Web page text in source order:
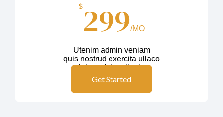
$299/MO
Utenim admin veniam
quis nostrud exercita ullaco
labos nisiut aliquip
Get Started